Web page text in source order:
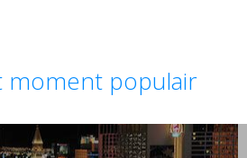
moment populair